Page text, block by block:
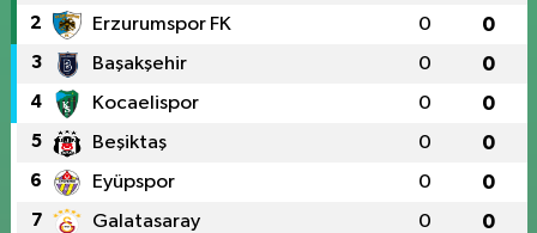
2 Erzurumspor FK 0 0
3 Başakşehir 0 0
4 Kocaelispor 0 0
5 Beşiktaş 0 0
6 Eyüpspor 0 0
7 Galatasaray 0 0